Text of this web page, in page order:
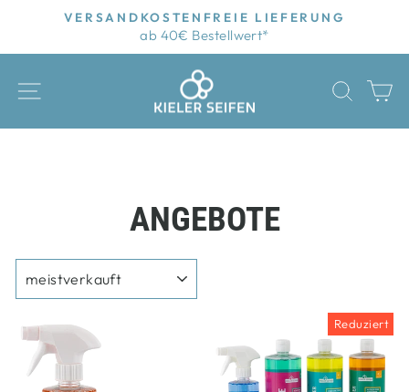
Inhalt
Pause
VERSANDKOSTENFREIE LIEFERUNG
ab 40€ Bestellwert*
SEITENNAVIGATION
ANGEBOTE
Reduziert